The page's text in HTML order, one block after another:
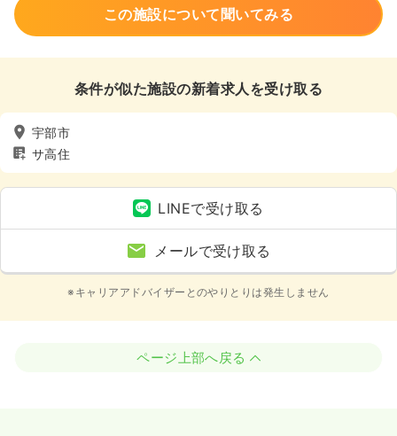
この施設について聞いてみる
条件が似た施設の新着求人を受け取る
宇部市
サ高住
LINEで受け取る
メールで受け取る
※キャリアアドバイザーとのやりとりは発生しません
ページ上部へ戻る